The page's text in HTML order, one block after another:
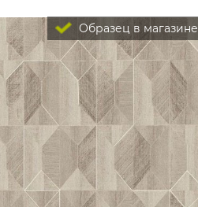
Образец в магазине